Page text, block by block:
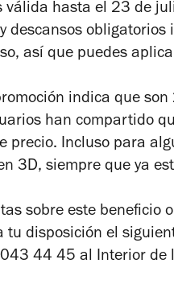
válida hasta el 23 de
descansos
así que puedes
indica que
han compartido
precio. Incluso para
3D, siempre que ya
sobre este beneficio
tu disposición el
44 45 al Interior de